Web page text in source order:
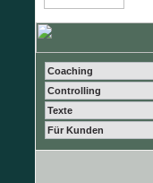
Coaching
Controlling
Texte
Für Kunden